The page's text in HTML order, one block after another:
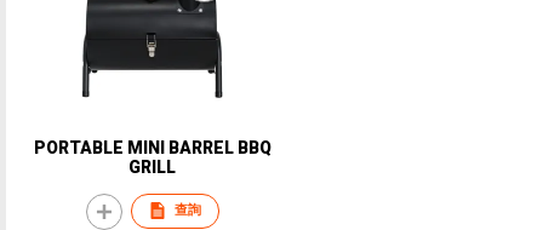
PORTABLE MINI BARREL BBQ
GRILL
查詢